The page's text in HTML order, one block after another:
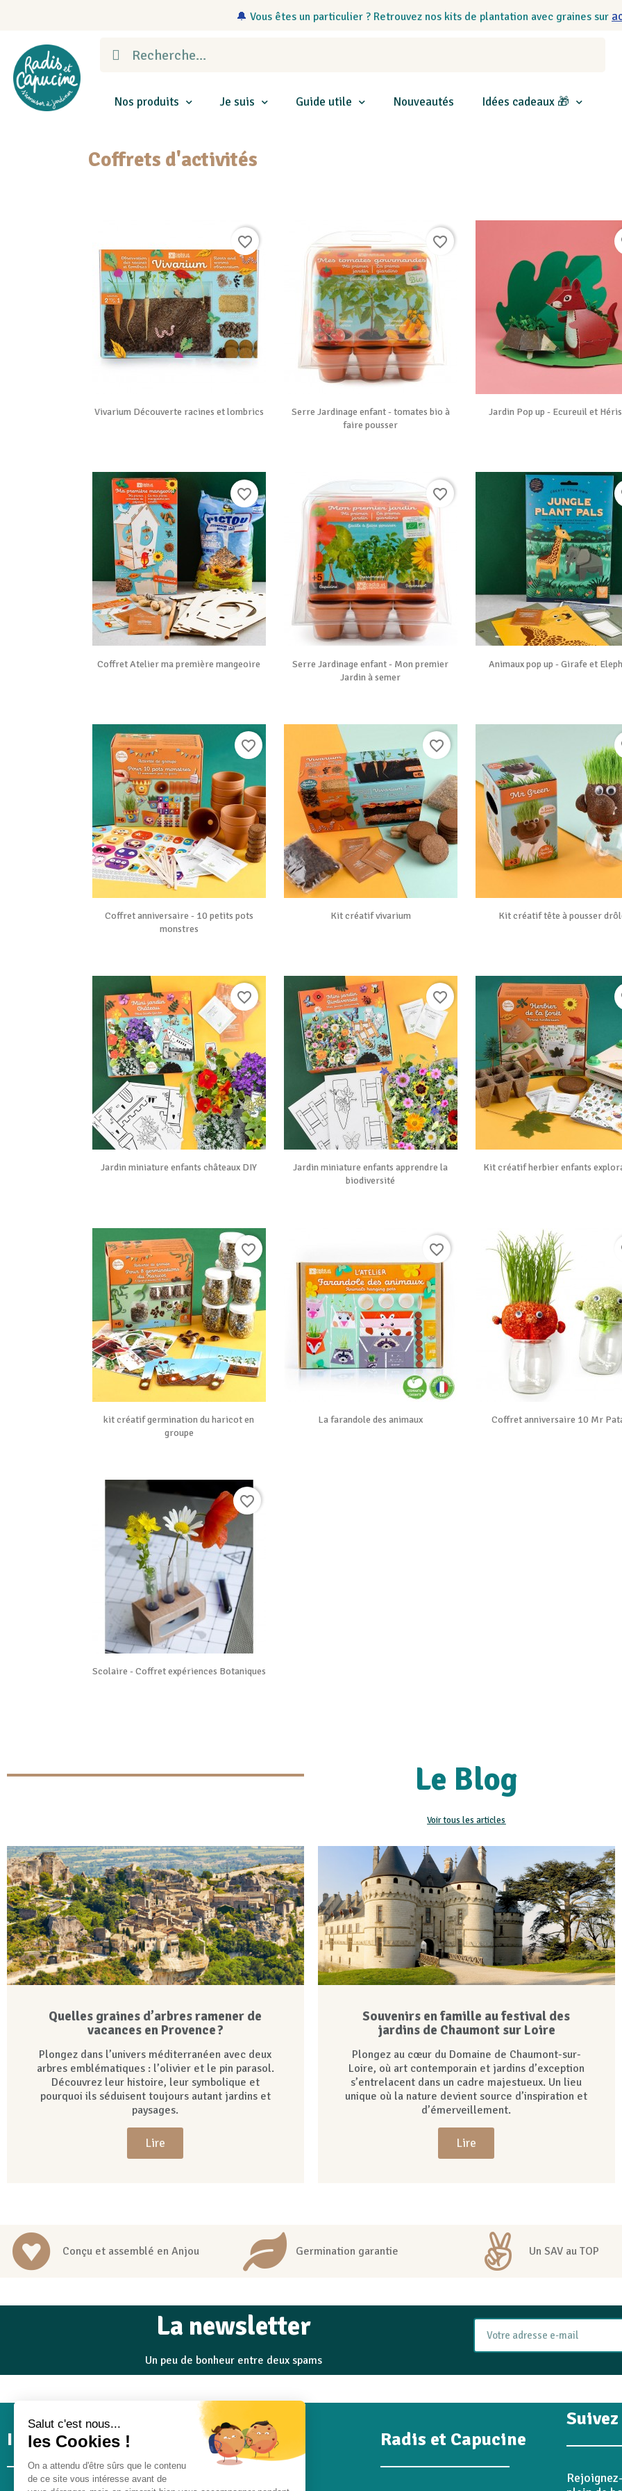
Salut c'est nous...
les Cookies !
On a attendu d'être sûrs que le contenu
de ce site vous intéresse avant de
🔔 Vous êtes un particulier ? Retrouvez nos kits de plantation avec graines sur
Nos produits Je suis Guide utile Nouveautés Idées cadeaux 🎁
Coffrets d'activités
Vue rapide
Vivarium Découverte racines et lombrics
favorite_border
Vue rapide
Serre Jardinage enfant - tomates bio à
faire pousser
favorite_border
Vue rapide
Jardin Pop up - Ecureuil et
Vue rapide
Coffret Atelier ma première mangeoire
favorite_border
Vue rapide
Serre Jardinage enfant - Mon premier
Jardin à semer
favorite_border
Vue rapide
Animaux pop up - Girafe et
Vue rapide
Coffret anniversaire - 10 petits pots
monstres
favorite_border
Vue rapide
Kit créatif vivarium
favorite_border
Vue rapide
Kit créatif tête à pousser
Vue rapide
Jardin miniature enfants châteaux DIY
favorite_border
Vue rapide
Jardin miniature enfants apprendre la
biodiversité
favorite_border
Vue rapide
Kit créatif herbier enfants
Vue rapide
kit créatif germination du haricot en
groupe
favorite_border
Vue rapide
La farandole des animaux
favorite_border
Vue rapide
Coffret anniversaire 10 Mr
Vue rapide
Scolaire - Coffret expériences Botaniques
favorite_border
Le Blog
Voir tous les articles
Quelles graines d’arbres ramener de
vacances en Provence ?
Plongez dans l’univers méditerranéen avec deux
arbres emblématiques : l’olivier et le pin parasol.
Découvrez leur histoire, leur symbolique et
pourquoi ils séduisent toujours autant jardins et
paysages.
Lire
Souvenirs en famille au festival des
jardins de Chaumont sur Loire
Plongez au cœur du Domaine de Chaumont-sur-
Loire, où art contemporain et jardins d’exception
s’entrelacent dans un cadre majestueux. Un lieu
unique où la nature devient source d’inspiration et
d’émerveillement.
Lire
Conçu et assemblé en Anjou Germination garantie Un SAV au TOP
La newsletter
Un peu de bonheur entre deux spams
Informations Mon compte Radis et Capucine